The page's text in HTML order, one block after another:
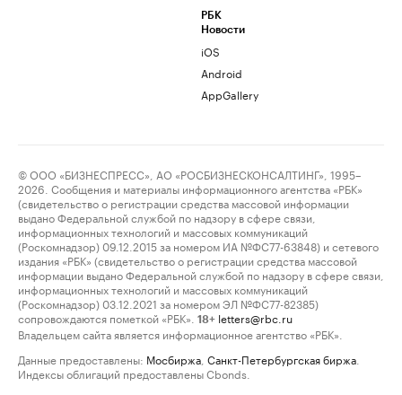
РБК
Новости
iOS
Android
AppGallery
© ООО «БИЗНЕСПРЕСС», АО «РОСБИЗНЕСКОНСАЛТИНГ», 1995–
2026. Сообщения и материалы информационного агентства «РБК»
(свидетельство о регистрации средства массовой информации
выдано Федеральной службой по надзору в сфере связи,
информационных технологий и массовых коммуникаций
(Роскомнадзор) 09.12.2015 за номером ИА №ФС77-63848) и сетевого
издания «РБК» (свидетельство о регистрации средства массовой
информации выдано Федеральной службой по надзору в сфере связи,
информационных технологий и массовых коммуникаций
(Роскомнадзор) 03.12.2021 за номером ЭЛ №ФС77-82385)
сопровождаются пометкой «РБК».
18+ letters@rbc.ru
Владельцем сайта является информационное агентство «РБК».
Данные предоставлены: Мосбиржа Санкт-Петербургская биржа
Индексы облигаций предоставлены Cbonds.